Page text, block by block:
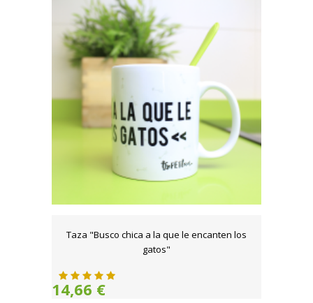
Taza "Busco chica a la que le encanten los
gatos"
14,66 €